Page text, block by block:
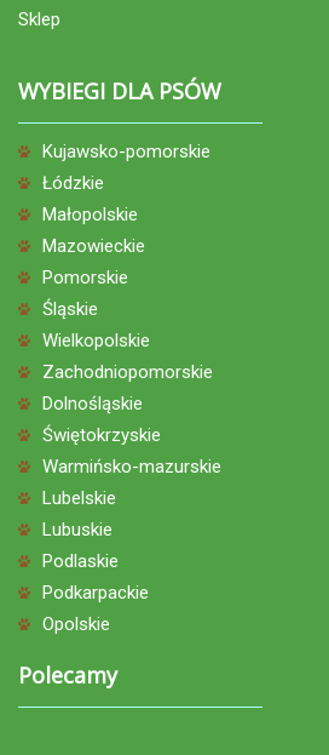
Sklep
WYBIEGI DLA PSÓW
Kujawsko-pomorskie
Łódzkie
Małopolskie
Mazowieckie
Pomorskie
Śląskie
Wielkopolskie
Zachodniopomorskie
Dolnośląskie
Świętokrzyskie
Warmińsko-mazurskie
Lubelskie
Lubuskie
Podlaskie
Podkarpackie
Opolskie
Polecamy